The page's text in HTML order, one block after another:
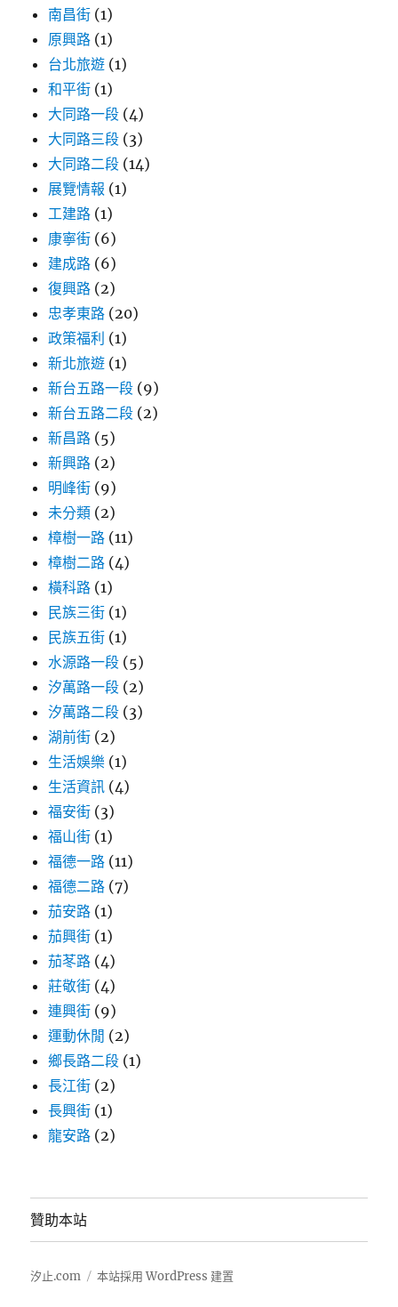
南昌街 (1)
原興路 (1)
台北旅遊 (1)
和平街 (1)
大同路一段 (4)
大同路三段 (3)
大同路二段 (14)
展覽情報 (1)
工建路 (1)
康寧街 (6)
建成路 (6)
復興路 (2)
忠孝東路 (20)
政策福利 (1)
新北旅遊 (1)
新台五路一段 (9)
新台五路二段 (2)
新昌路 (5)
新興路 (2)
明峰街 (9)
未分類 (2)
樟樹一路 (11)
樟樹二路 (4)
橫科路 (1)
民族三街 (1)
民族五街 (1)
水源路一段 (5)
汐萬路一段 (2)
汐萬路二段 (3)
湖前街 (2)
生活娛樂 (1)
生活資訊 (4)
福安街 (3)
福山街 (1)
福德一路 (11)
福德二路 (7)
茄安路 (1)
茄興街 (1)
茄苳路 (4)
莊敬街 (4)
連興街 (9)
運動休閒 (2)
鄉長路二段 (1)
長江街 (2)
長興街 (1)
龍安路 (2)
贊助本站
汐止.com 本站採用 WordPress 建置